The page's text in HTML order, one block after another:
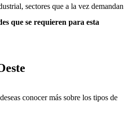
sectores que a la vez demandan
que se requieren para esta
conocer más sobre los tipos de